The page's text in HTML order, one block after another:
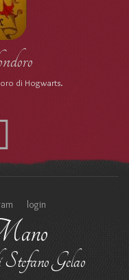
di Hogwarts.
login
Stefano Gelao